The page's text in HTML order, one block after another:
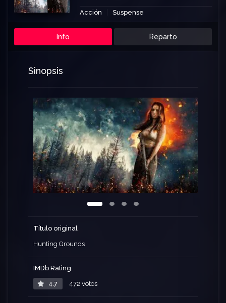
Acción Suspense
Info Reparto
Sinopsis
Título original
Hunting Grounds
IMDb Rating
4.7 472 votos